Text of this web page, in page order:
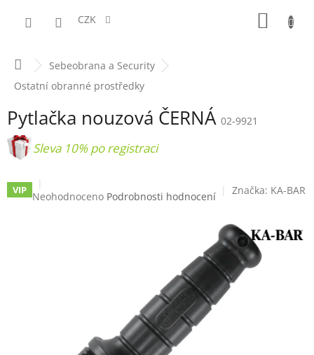
CZK
DomůSebeobrana a Security
Ostatní obranné prostředky
Pytlačka nouzová ČERNÁ 02-9921
+ Sleva 10% po registraci
VIP Průměrné
Neohodnoceno Podrobnosti hodnocení Značka: KA-BAR